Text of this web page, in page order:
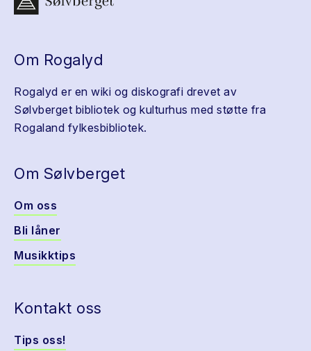
Om Rogalyd
Rogalyd er en wiki og diskografi drevet av
Sølvberget bibliotek og kulturhus med støtte fra
Rogaland fylkesbibliotek.
Om Sølvberget
Om oss
Bli låner
Musikktips
Kontakt oss
Tips oss!